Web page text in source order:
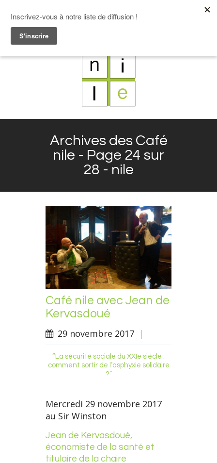
F L X I
Archives des Café
nile - Page 24 sur
28 - nile
Café nile avec Jean de
Kervasdoué
29 novembre 2017 |
“La sécurité sociale du XXIe siècle :
comment sortir de l’asphyxie solidaire
?”
Mercredi 29 novembre 2017
au Sir Winston
Jean de Kervasdoué,
économiste de la santé et
titulaire de la chaire